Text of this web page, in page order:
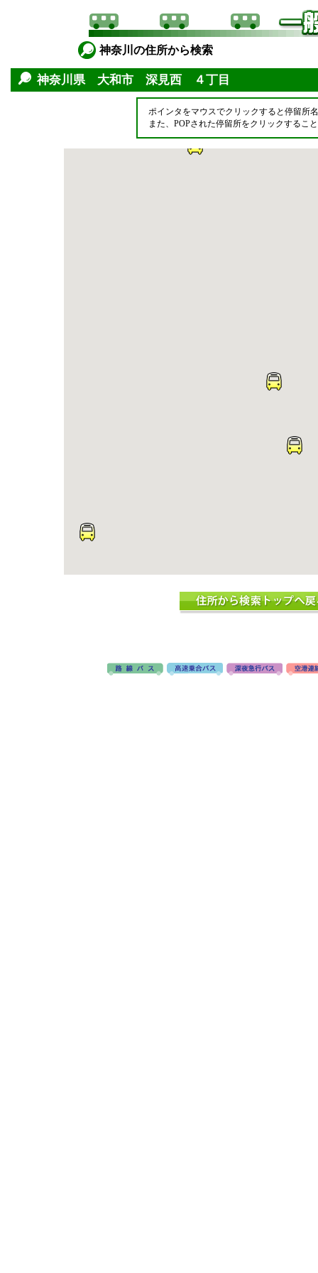
神奈川の住所から検索
神奈川県 大和市 深見西 ４丁目
ポインタをマウスでクリックすると停留所
また、POPされた停留所をクリックするこ